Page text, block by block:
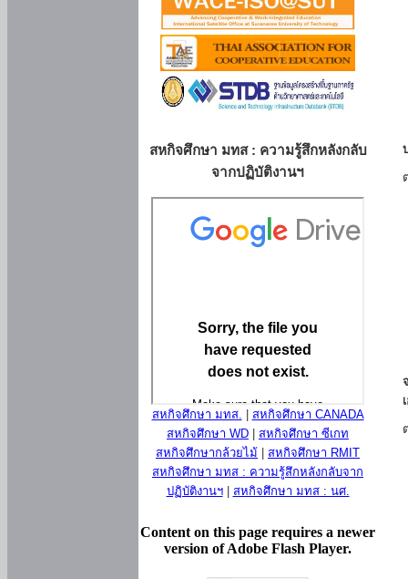
สหกิจศึกษา มทส : ความรู้สึกหลังกลับ
จากปฏิบัติงานฯ
สหกิจศึกษา มทส.
สหกิจศึกษา CANADA
สหกิจศึกษา WD
สหกิจศึกษา ซีเกท
สหกิจศึกษากล้วยไม้
สหกิจศึกษา RMIT
สหกิจศึกษา มทส : ความรู้สึกหลังกลับจาก
ปฏิบัติงานฯ| สหกิจศึกษา มทส : นศ.
Content on this page requires a newer
version of Adobe Flash Player.